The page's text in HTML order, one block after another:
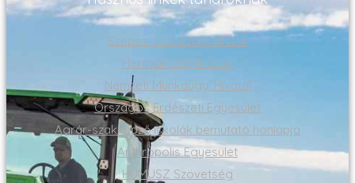
Szepesi levelezőrendszer
Herman Ottó Intézet
Nemzeti Munkaügyi Hivatal
Országos Erdészeti Egyesület
Agrár-szakképző iskolák bemutató honlapja
Anthropolis Egyesület
HUMUSZ Szövetség